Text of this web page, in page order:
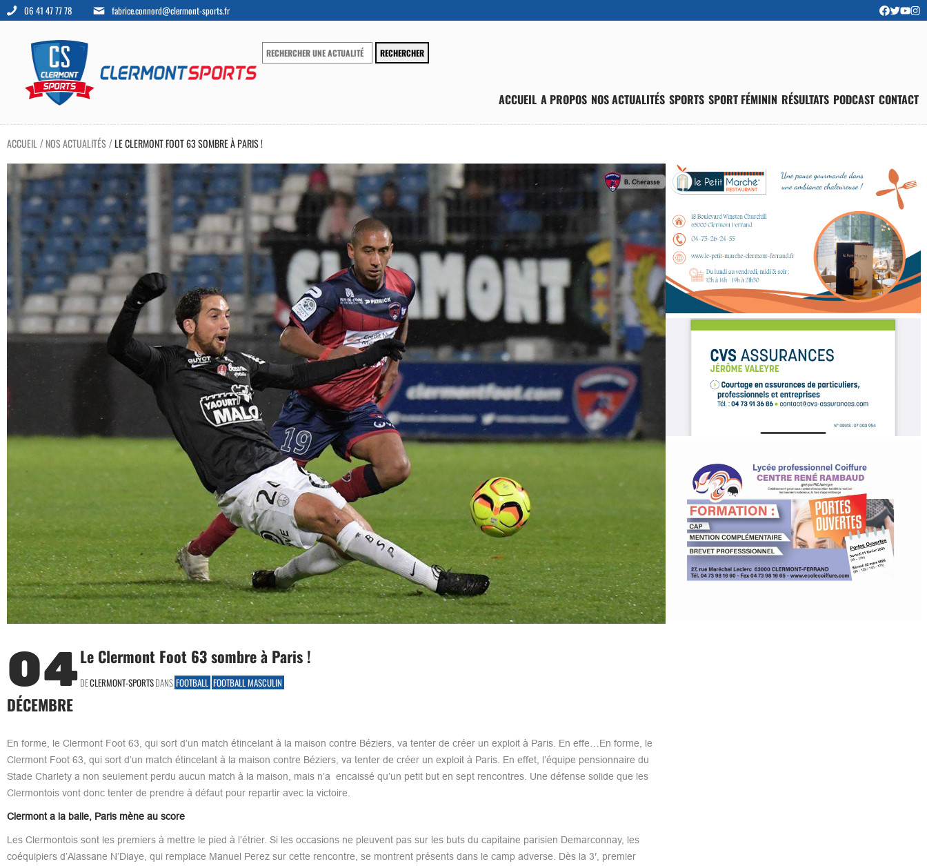
06 41 47 77 78 fabrice.connord@clermont-sports.fr
ACCUEIL A PROPOS NOS ACTUALITÉS SPORTS SPORT FÉMININ RÉSULTATS PODCAST CONTACT
ACCUEIL / NOS ACTUALITÉS/LE CLERMONT FOOT 63 SOMBRE À PARIS !
04
DÉCEMBRE
Le Clermont Foot 63 sombre à Paris !
DECLERMONT-SPORTSDANS FOOTBALL FOOTBALL MASCULIN
En forme, le Clermont Foot 63, qui sort d’un match étincelant à la maison contre Béziers, va tenter de créer un exploit à Paris. En effe…En forme, le
Clermont Foot 63, qui sort d’un match étincelant à la maison contre Béziers, va tenter de créer un exploit à Paris. En effet, l’équipe pensionnaire du
Stade Charlety a non seulement perdu aucun match à la maison, mais n’a encaissé qu’un petit but en sept rencontres. Une défense solide que les
Clermontois vont donc tenter de prendre à défaut pour repartir avec la victoire.
Clermont a la balle, Paris mène au score
Les Clermontois sont les premiers à mettre le pied à l’étrier. Si les occasions ne pleuvent pas sur les buts du capitaine parisien Demarconnay, les
coéquipiers d’Alassane N’Diaye, qui remplace Manuel Perez sur cette rencontre, se montrent présents dans le camp adverse. Dès la 3′, premier